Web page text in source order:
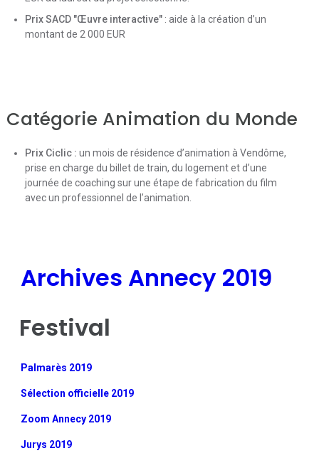
Prix SACD "Œuvre interactive": aide à la création d’un
montant de 2 000 EUR
Catégorie Animation du Monde
Prix Ciclic : un mois de résidence d’animation à Vendôme,
prise en charge du billet de train, du logement et d’une
journée de coaching sur une étape de fabrication du film
avec un professionnel de l’animation.
Archives Annecy 2019
Festival
Palmarès 2019
Sélection officielle 2019
Zoom Annecy 2019
Jurys 2019